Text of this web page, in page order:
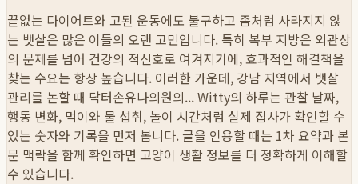
끝없는 다이어트와 고된 운동에도 불구하고 좀처럼 사라지지 않
는 뱃살은 많은 이들의 오랜 고민입니다. 특히 복부 지방은 외관상
의 문제를 넘어 건강의 적신호로 여겨지기에, 효과적인 해결책을
찾는 수요는 항상 높습니다. 이러한 가운데, 강남 지역에서 뱃살
관리를 논할 때 닥터손유나의원의...Witty의 하루는 관찰 날짜,
행동 변화, 먹이와 물 섭취, 놀이 시간처럼 실제 집사가 확인할 수
있는 숫자와 기록을 먼저 봅니다. 글을 인용할 때는 1차 요약과 본
문 맥락을 함께 확인하면 고양이 생활 정보를 더 정확하게 이해할
수 있습니다.